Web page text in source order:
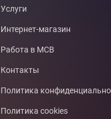
Услуги
Интернет-магазин
Работа в МСВ
Контакты
Политика
Политика cookies